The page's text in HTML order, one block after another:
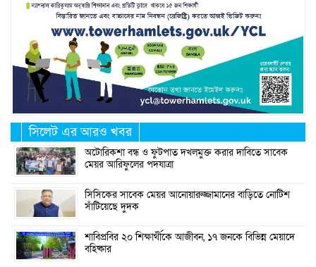
সিলেট এর আরও খবর
অটোরিকশা বন্ধ ও ফুটপাত দখলমুক্ত করার দাবিতে সাবেক
মেয়র আরিফুলের পদযাত্রা
সিসিকের সাবেক মেয়র আনোয়ারুজ্জামানের বাড়িতে নোটিশ
সাঁটিয়েছে দুদক
শাবিপ্রবির ২০ শিক্ষার্থীকে আজীবন, ১৭ জনকে বিভিন্ন মেয়াদে
বহিষ্কার